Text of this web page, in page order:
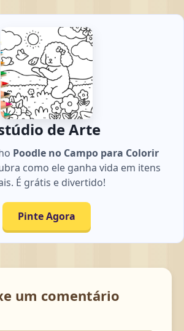
de Arte
Poodle no Campo para Colorir
como ele ganha vida em itens
É grátis e divertido!
Pinte Agora
um comentário